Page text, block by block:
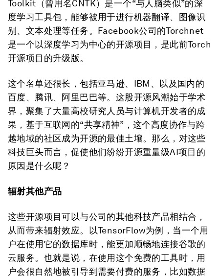
Toolkit（曾用名CNTK）是一个“与人脑类似”的深
度学习工具包，能够被用于进行机器翻译、图像识
别、文本处理等任务。Facebook公司的Torchnet
是一个以深度学习为中心的开源项目，是此前Torch
开源项目的升级版。
这个名单还很长，包括亚马逊、IBM、以及国内的
百度、腾讯、阿里巴巴等。这股开源风潮始于学术
界，聚集了大量高校研究人员与计算机开发者的成
果，基于互联网的“共享精神”，这个高度协作与跨
越地域的社区成为开源的最佳土壤。那么，对这些
科技巨头而言，促使他们纷纷开源重量级AI项目的
原因是什么呢？
辐射其他产品
这些开源项目可以与公司的其他科技产品相结合，
从而带来辐射效应。以TensorFlow为例，当一个用
户在使用它的数据库时，能更加顺畅地连接谷歌的
云服务。也就是说，在使用这个免费的工具时，用
户会很自然地被引导到需要付费的服务，比如数据